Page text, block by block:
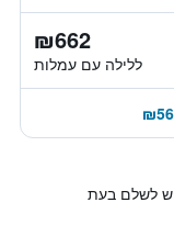
₪662
ללילה עם עמלות
לשלם בעת